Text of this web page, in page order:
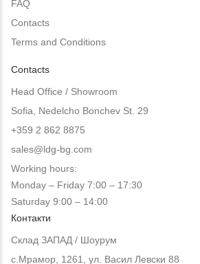
FAQ
Contacts
Terms and Conditions
Contacts
Head Office / Showroom
Sofia, Nedelcho Bonchev St. 29
+359 2 862 8875
sales@ldg-bg.com
Working hours:
Monday – Friday 7:00 – 17:30
Saturday 9:00 – 14:00
Контакти
Склад ЗАПАД / Шоурум
с.Мрамор, 1261, ул. Васил Левски 88